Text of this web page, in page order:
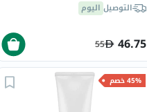
التوصيل اليوم
46.75
55
45% خصم